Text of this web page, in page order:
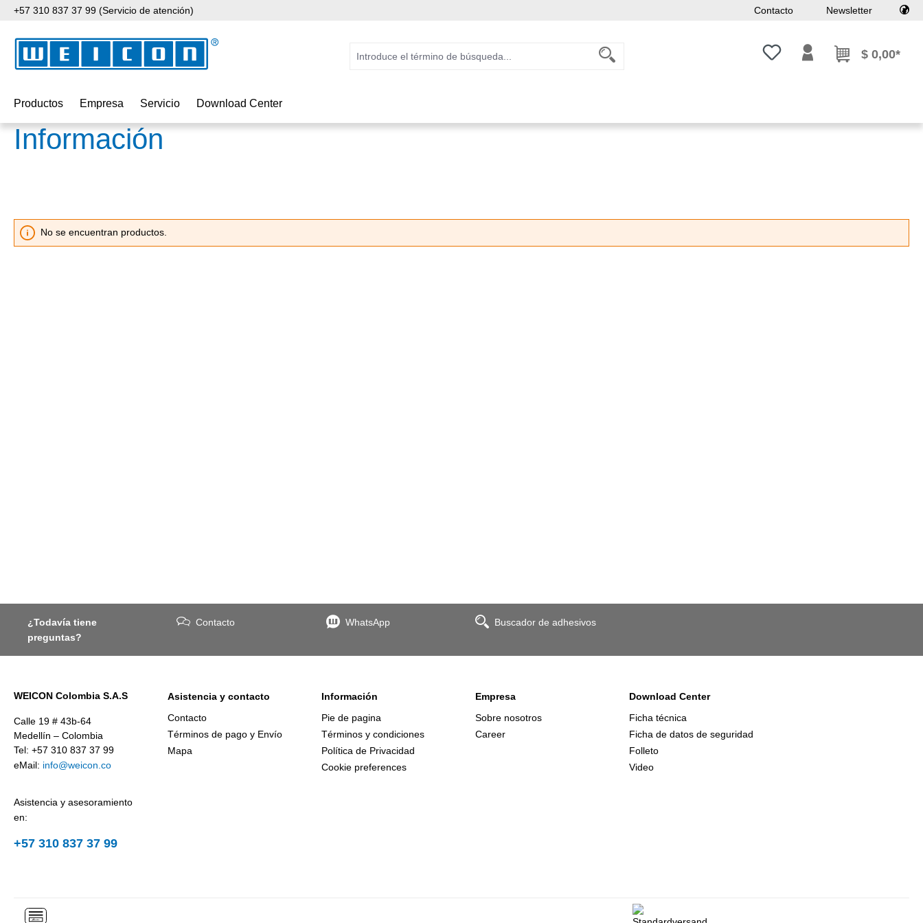
al contenido principal
Saltar a la búsqueda
Saltar a la navegación principal
+57 310 837 37 99 (Servicio de atención) Contacto Newsletter
Tienes 0 artículos en tu lista de
$ 0,00*
Productos Empresa Servicio Download Center
Información
No se encuentran productos.
¿Todavía tiene
preguntas?
Contacto WhatsApp Buscador de adhesivos
WEICON Colombia S.A.S
Calle 19 # 43b-64
Medellín – Colombia
Tel: +57 310 837 37 99
eMail: info@weicon.co
Asistencia y asesoramiento
en:
+57 310 837 37 99
Asistencia y contacto
Contacto
Términos de pago y Envío
Mapa
Información
Pie de pagina
Términos y condiciones
Política de Privacidad
Cookie preferences
Empresa
Sobre nosotros
Career
Download Center
Ficha técnica
Ficha de datos de seguridad
Folleto
Video